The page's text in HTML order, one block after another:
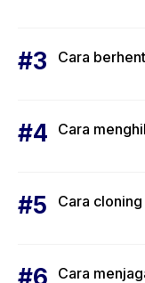
Cara
Cara
Cara
Cara